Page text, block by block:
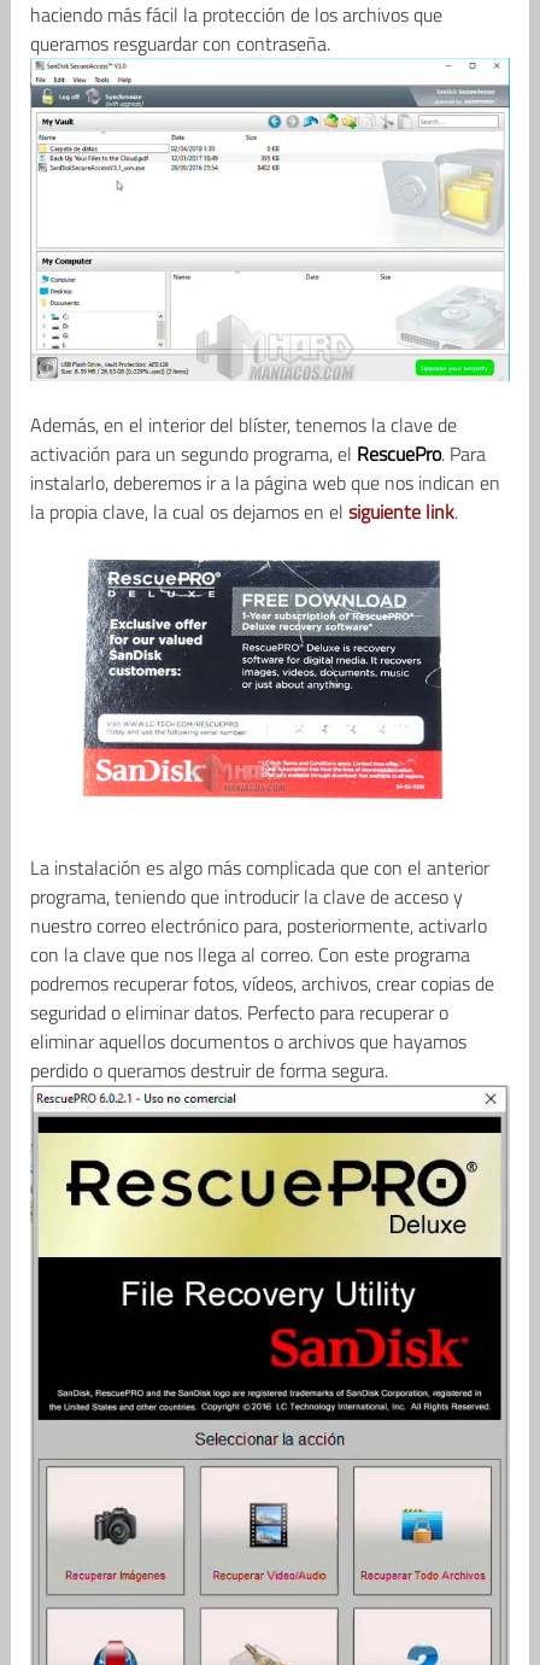
haciendo más fácil la protección de los archivos que
queramos resguardar con contraseña.
Además, en el interior del blíster, tenemos la clave de
activación para un segundo programa, el RescuePro. Para
instalarlo, deberemos ir a la página web que nos indican en
la propia clave, la cual os dejamos en el siguiente link.
La instalación es algo más complicada que con el anterior
programa, teniendo que introducir la clave de acceso y
nuestro correo electrónico para, posteriormente, activarlo
con la clave que nos llega al correo. Con este programa
podremos recuperar fotos, vídeos, archivos, crear copias de
seguridad o eliminar datos. Perfecto para recuperar o
eliminar aquellos documentos o archivos que hayamos
perdido o queramos destruir de forma segura.